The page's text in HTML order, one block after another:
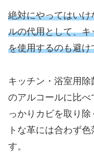
絶対にやってはい
ルの代用として、
を使用するのも避け
キッチン・浴室用
のアルコールに比べ
っかりカビを取り
トな革には合わず
す。